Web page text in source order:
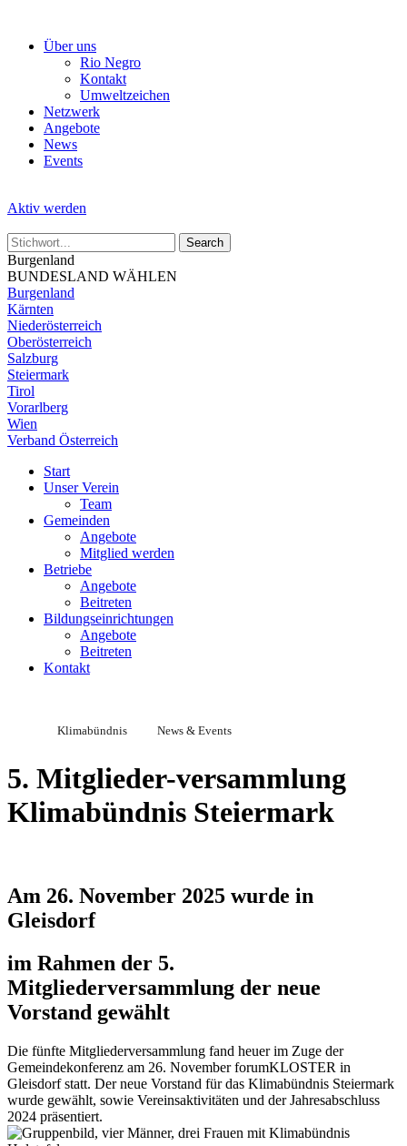
Über uns
Rio Negro
Kontakt
Umweltzeichen
Netzwerk
Angebote
News
Events
Aktiv werden
Burgenland
BUNDESLAND WÄHLEN
Burgenland
Kärnten
Niederösterreich
Oberösterreich
Salzburg
Steiermark
Tirol
Vorarlberg
Wien
Verband Österreich
Start
Unser Verein
Team
Gemeinden
Angebote
Mitglied werden
Betriebe
Angebote
Beitreten
Bildungseinrichtungen
Angebote
Beitreten
Kontakt
Klimabündnis News & Events
5. Mitglieder-versammlung
Klimabündnis Steiermark
Am 26. November 2025 wurde in
Gleisdorf
im Rahmen der 5.
Mitgliederversammlung der neue
Vorstand gewählt
Die fünfte Mitgliederversammlung fand heuer im Zuge der
Gemeindekonferenz am 26. November forumKLOSTER in
Gleisdorf statt. Der neue Vorstand für das Klimabündnis Steiermark
wurde gewählt, sowie Vereinsaktivitäten und der Jahresabschluss
2024 präsentiert.